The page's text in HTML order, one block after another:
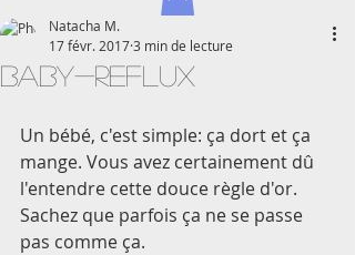
Natacha - Blog d'une maman journaliste et voyageuse
Baby-Reflux
Natacha M.
17 févr. 20173 min de lecture
Un bébé, c'est simple: ça dort et ça
mange. Vous avez certainement dû
l'entendre cette douce règle d'or.
Sachez que parfois ça ne se passe
pas comme ça.